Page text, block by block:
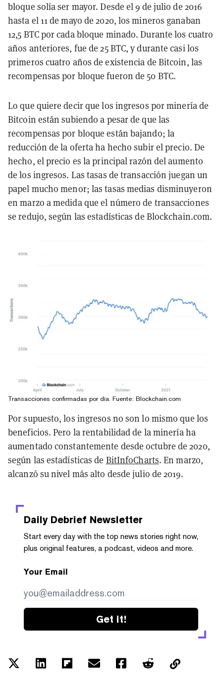
bloque solía ser mayor. Desde el 9 de julio de 2016
hasta el 11 de mayo de 2020, los mineros ganaban
12,5 BTC por cada bloque minado. Durante los cuatro
años anteriores, fue de 25 BTC, y durante casi los
primeros cuatro años de existencia de Bitcoin, las
recompensas por bloque fueron de 50 BTC.
Lo que quiere decir que los ingresos por minería de
Bitcoin están subiendo a pesar de que las
recompensas por bloque están bajando; la
reducción de la oferta ha hecho subir el precio. De
hecho, el precio es la principal razón del aumento
de los ingresos. Las tasas de transacción juegan un
papel mucho menor; las tasas medias disminuyeron
en marzo a medida que el número de transacciones
se redujo, según las estadísticas de Blockchain.com.
Transacciones confirmadas por día. Fuente: Blockchain.com
Por supuesto, los ingresos no son lo mismo que los
beneficios. Pero la rentabilidad de la minería ha
aumentado constantemente desde octubre de 2020,
según las estadísticas de BitInfoCharts. En marzo,
alcanzó su nivel más alto desde julio de 2019.
Daily Debrief Newsletter
Start every day with the top news stories right now,
plus original features, a podcast, videos and more.
Your Email
Get it!